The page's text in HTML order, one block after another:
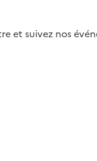
et suivez nos